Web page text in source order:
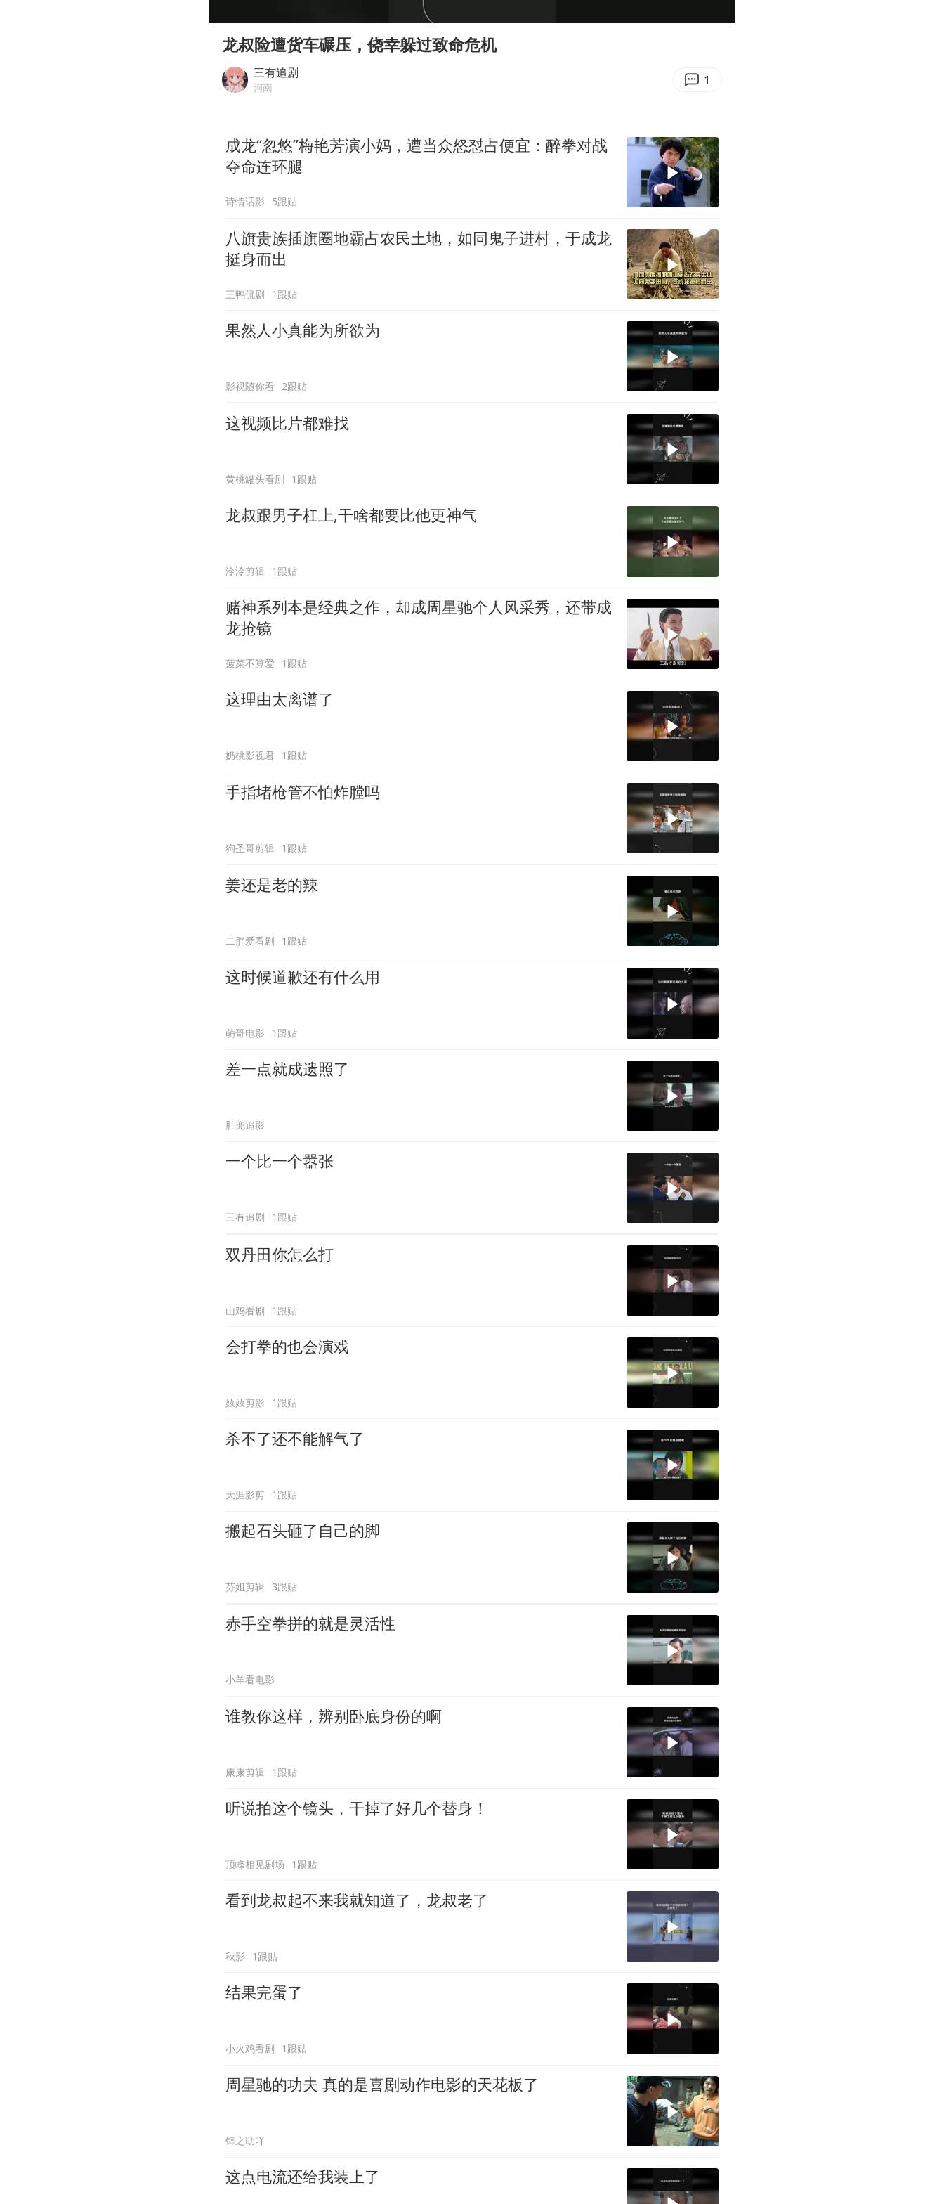
“新疆阿勒泰八月能滑雪”不实
U17国足点球大战淘汰河床晋级决赛
名创优品回应女子吐槽内裤质量差
龙叔险遭货车碾压，侥幸躲过致命危机
三有追剧
河南 1
成龙“忽悠”梅艳芳演小妈，遭当众怒怼占便宜：醉拳对战
夺命连环腿
诗情话影 5跟贴
八旗贵族插旗圈地霸占农民土地，如同鬼子进村，于成龙
挺身而出
三鸭侃剧 1跟贴
果然人小真能为所欲为
影视随你看 2跟贴
这视频比片都难找
黄桃罐头看剧 1跟贴
龙叔跟男子杠上,干啥都要比他更神气
泠泠剪辑 1跟贴
赌神系列本是经典之作，却成周星驰个人风采秀，还带成
龙抢镜
菠菜不算爱 1跟贴
这理由太离谱了
奶桃影视君 1跟贴
手指堵枪管不怕炸膛吗
狗圣哥剪辑 1跟贴
姜还是老的辣
二胖爱看剧 1跟贴
这时候道歉还有什么用
萌哥电影 1跟贴
差一点就成遗照了
肚兜追影
一个比一个嚣张
三有追剧 1跟贴
双丹田你怎么打
山鸡看剧 1跟贴
会打拳的也会演戏
奻奻剪影 1跟贴
杀不了还不能解气了
天涯影剪 1跟贴
搬起石头砸了自己的脚
芬姐剪辑 3跟贴
赤手空拳拼的就是灵活性
小羊看电影
谁教你这样，辨别卧底身份的啊
康康剪辑 1跟贴
听说拍这个镜头，干掉了好几个替身！
顶峰相见剧场 1跟贴
看到龙叔起不来我就知道了，龙叔老了
秋影 1跟贴
结果完蛋了
小火鸡看剧 1跟贴
周星驰的功夫 真的是喜剧动作电影的天花板了
锌之助吖
这点电流还给我装上了